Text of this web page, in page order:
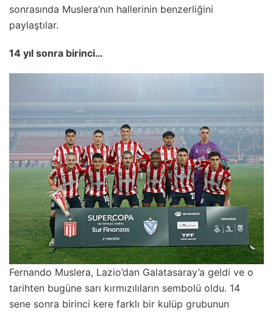
sonrasında Muslera’nın hallerinin benzerliğini
paylaştılar.
14 yıl sonra birinci…
Fernando Muslera, Lazio’dan Galatasaray’a geldi ve o
tarihten bugüne sarı kırmızılıların sembolü oldu. 14
sene sonra birinci kere farklı bir kulüp grubunun